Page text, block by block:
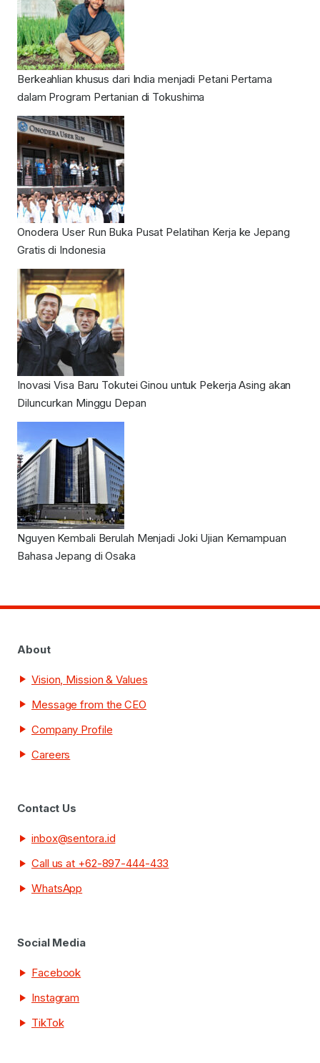
Berkeahlian khusus dari India menjadi Petani Pertama
dalam Program Pertanian di Tokushima
Onodera User Run Buka Pusat Pelatihan Kerja ke Jepang
Gratis di Indonesia
Inovasi Visa Baru Tokutei Ginou untuk Pekerja Asing akan
Diluncurkan Minggu Depan
Nguyen Kembali Berulah Menjadi Joki Ujian Kemampuan
Bahasa Jepang di Osaka
About
Vision, Mission & Values
Message from the CEO
Company Profile
Careers
Contact Us
inbox@sentora.id
Call us at +62-897-444-433
WhatsApp
Social Media
Facebook
Instagram
TikTok